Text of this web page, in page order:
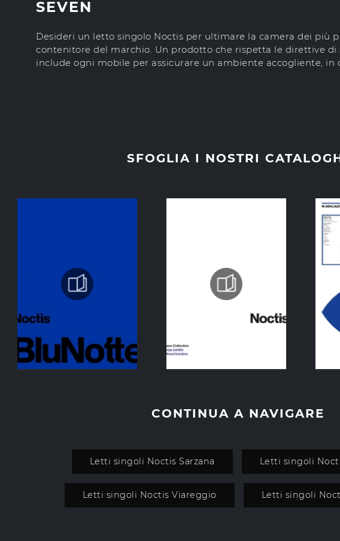
SEVEN
Desideri un letto singolo Noctis per ultimare la camera dei più
contenitore del marchio. Un prodotto che rispetta le direttive
include ogni mobile per assicurare un ambiente accogliente,
SFOGLIA I NOSTRI
CONTINUA A NAVIGARE
Letti singoli Noctis Sarzana Letti singoli
Letti singoli Noctis Viareggio Letti singoli